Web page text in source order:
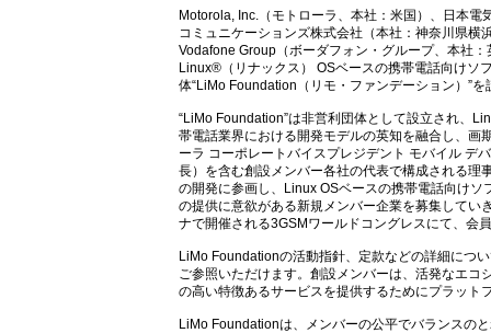
Motorola, Inc.（モトローラ、本社：米国）、日本
コミュニケーションズ株式会社（本社：神奈川県
Vodafone Group（ボーダフォン・グループ、本社
Linux®（リナックス） OSベースの携帯電話向けソ
体“LiMo Foundation（リモ・ファンデーション）”
“LiMo Foundation”は非営利団体として設立され、
帯電話業界における開発モデルの英知を融合し、画
ーラ コーポレートバイスプレジデント モバイル デ
長）を含む創設メンバー各社の代表で構成される理
の開発に参画し、Linux OSベースの携帯電話向け
の提供に意欲がある新規メンバー企業を募集して
ナで開催される3GSMワールドコングレスにて、会
LiMo Foundationの活動指針、定款などの詳細につ
ご参照いただけます。創設メンバーは、活発なエコ
の高い特徴あるサービスを提供するためにプラット
LiMo Foundationは、メンバーの公平でバランスの